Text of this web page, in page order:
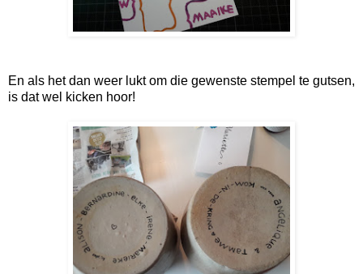
En als het dan weer lukt om die gewenste stempel te gutsen,
is dat wel kicken hoor!